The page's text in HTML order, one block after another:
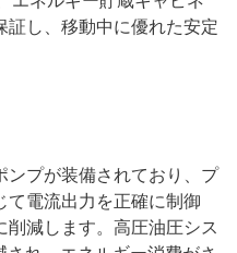
証し、移動中に優れた安定
ンプが装備されており、プ
て電流出力を正確に制御
減します。高圧油圧シス